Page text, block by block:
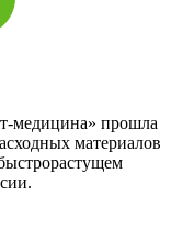
медицина» прошла
материалов